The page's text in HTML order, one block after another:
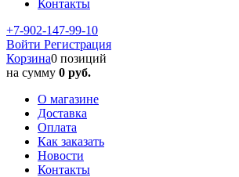
Контакты
+7-902-147-99-10
Войти Регистрация
Корзина0 позиций
на сумму 0 руб.
О магазине
Доставка
Оплата
Как заказать
Новости
Контакты